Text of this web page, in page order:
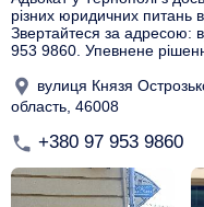
різних юридичних питань
Звертайтеся за адресою:
953 9860. Упевнене
вулиця Князя
область, 46008
+380 97 953 9860